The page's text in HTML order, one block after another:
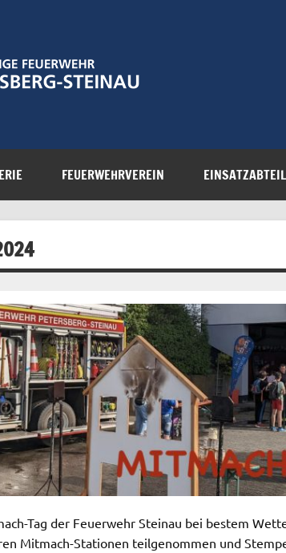
FEUERWEHRVEREIN
Tag der Feuerwehr Steinau bei bestem
Mitmach-Stationen teilgenommen und